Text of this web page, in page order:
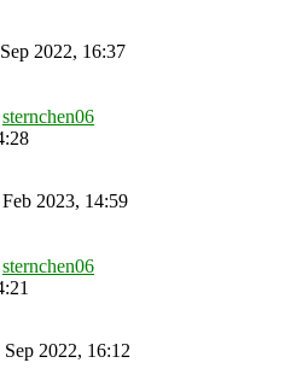
2022, 16:37
sternchen06
2023, 14:59
sternchen06
2022, 16:12